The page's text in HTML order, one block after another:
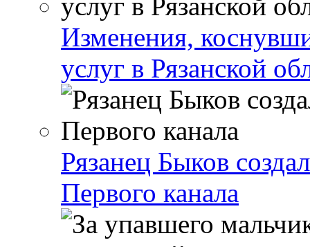
Изменения,
услуг в Рязанской
Рязанец Быков
Первого канала